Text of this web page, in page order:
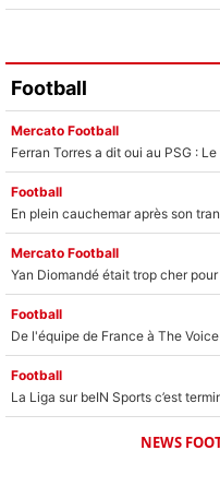
Football
Mercato Football
Football
Mercato Football
Football
Football
NEWS